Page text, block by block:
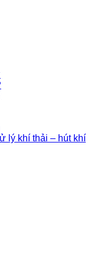
lý khí thải – hút khí